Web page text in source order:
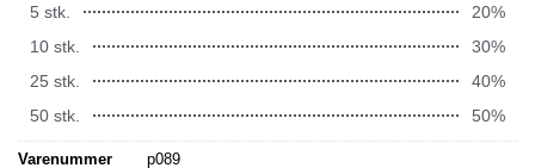
5 stk.
20%
10 stk.
30%
25 stk.
40%
50 stk.
50%
Varenummer p089